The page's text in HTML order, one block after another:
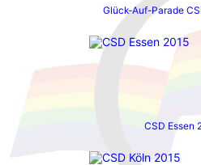
Glück-Auf-Parade
CSD Essen